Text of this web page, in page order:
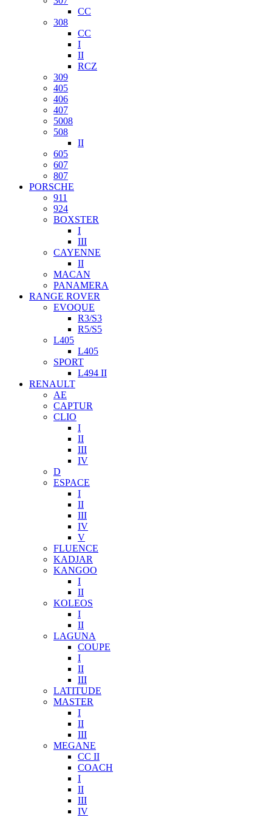
CC
308
CC
I
II
RCZ
309
405
406
407
5008
508
II
605
607
807
PORSCHE
911
924
BOXSTER
I
III
CAYENNE
II
MACAN
PANAMERA
RANGE ROVER
EVOQUE
R3/S3
R5/S5
L405
L405
SPORT
L494 II
RENAULT
AE
CAPTUR
CLIO
I
II
III
IV
D
ESPACE
I
II
III
IV
V
FLUENCE
KADJAR
KANGOO
I
II
KOLEOS
I
II
LAGUNA
COUPE
I
II
III
LATITUDE
MASTER
I
II
III
MEGANE
CC II
COACH
I
II
III
IV